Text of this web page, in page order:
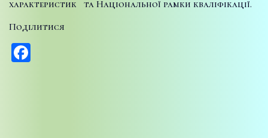
характеристик та Національної рамки кваліфікації.
Поділитися